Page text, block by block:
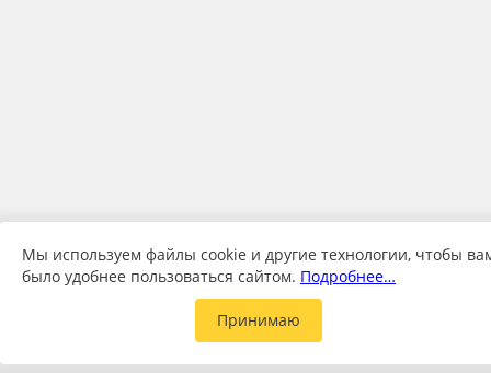
Мы используем файлы cookie и другие технологии, чтобы
было удобнее пользоваться сайтом. Подробнее…
Принимаю